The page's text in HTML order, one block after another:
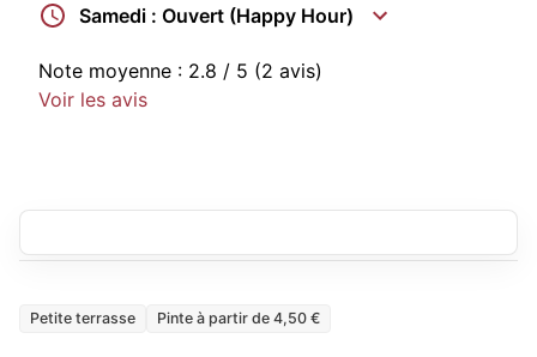
Samedi : Ouvert (Happy Hour)
Note moyenne : 2.8 / 5 (2 avis)
Voir les avis
Petite terrasse Pinte à partir de 4,50 €